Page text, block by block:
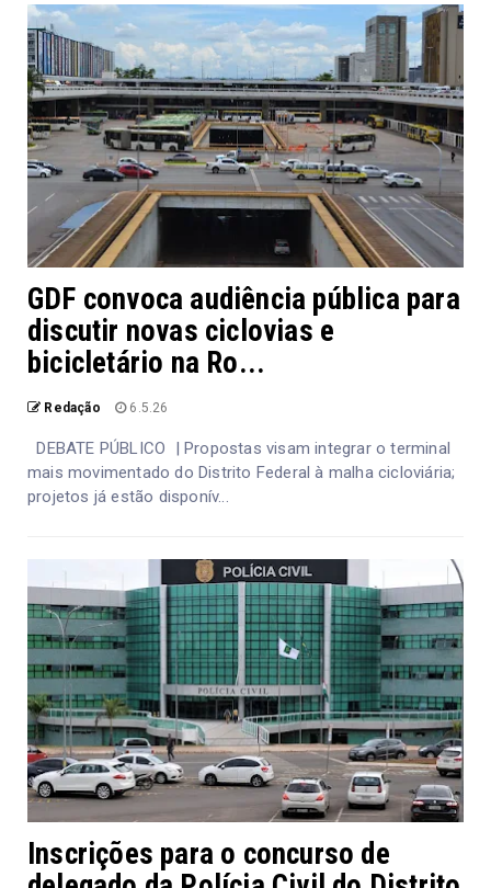
GDF convoca audiência pública para
discutir novas ciclovias e
bicicletário na Ro...
Redação 6.5.26
DEBATE PÚBLICO | Propostas visam integrar o terminal
mais movimentado do Distrito Federal à malha cicloviária;
projetos já estão disponív...
Inscrições para o concurso de